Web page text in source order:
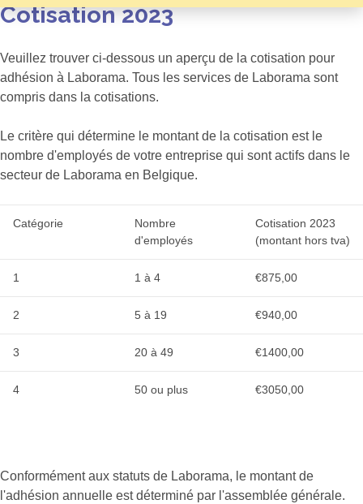
Cotisation 2023
Veuillez trouver ci-dessous un aperçu de la cotisation pour
adhésion à Laborama. Tous les services de Laborama sont
compris dans la cotisations.
Le critère qui détermine le montant de la cotisation est le
nombre d'employés de votre entreprise qui sont actifs dans le
secteur de Laborama en Belgique.
Catégorie
Nombre
d'employés
Cotisation 2023
(montant hors tva)
1 1 à 4 €875,00
2 5 à 19 €940,00
3 20 à 49 €1400,00
4 50 ou plus €3050,00
Conformément aux statuts de Laborama, le montant de
l'adhésion annuelle est déterminé par l'assemblée générale.